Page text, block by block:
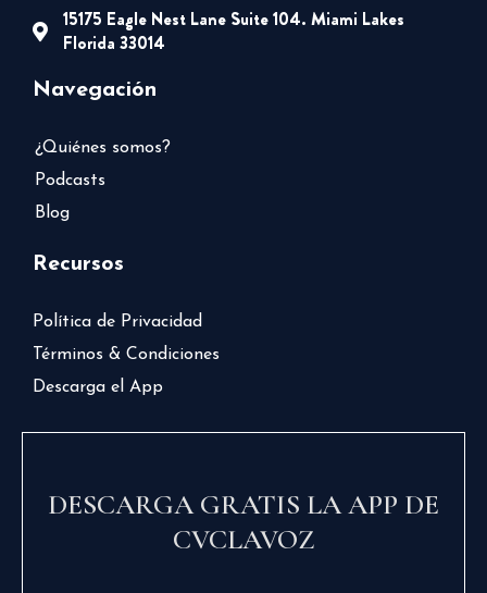
15175 Eagle Nest Lane Suite 104. Miami Lakes
Florida 33014
Navegación
¿Quiénes somos?
Podcasts
Blog
Recursos
Política de Privacidad
Términos & Condiciones
Descarga el App
DESCARGA GRATIS LA APP DE
CVCLAVOZ